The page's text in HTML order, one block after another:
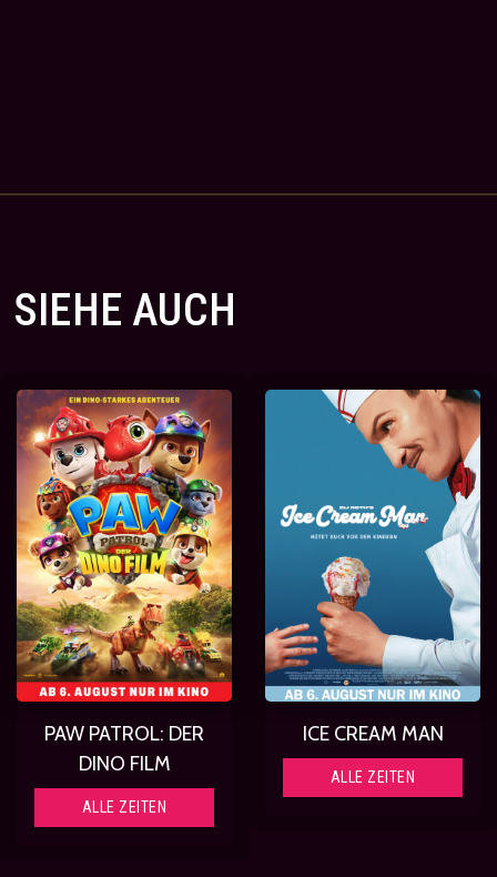
SIEHE AUCH
PAW PATROL: DER
DINO FILM
ALLE ZEITEN
ICE CREAM MAN
ALLE ZEITEN